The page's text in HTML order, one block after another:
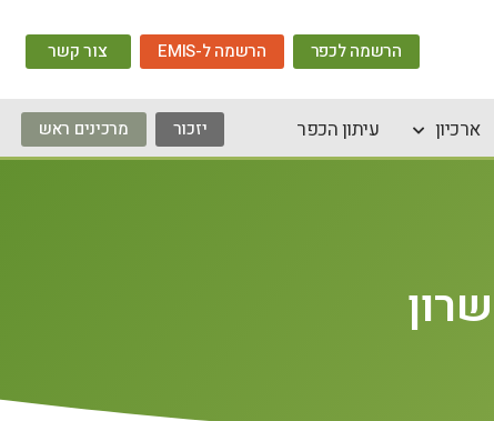
הרשמה לכפר הרשמה ל-EMIS צור קשר
ארכיון עיתון הכפר יזכור מרכינים ראש